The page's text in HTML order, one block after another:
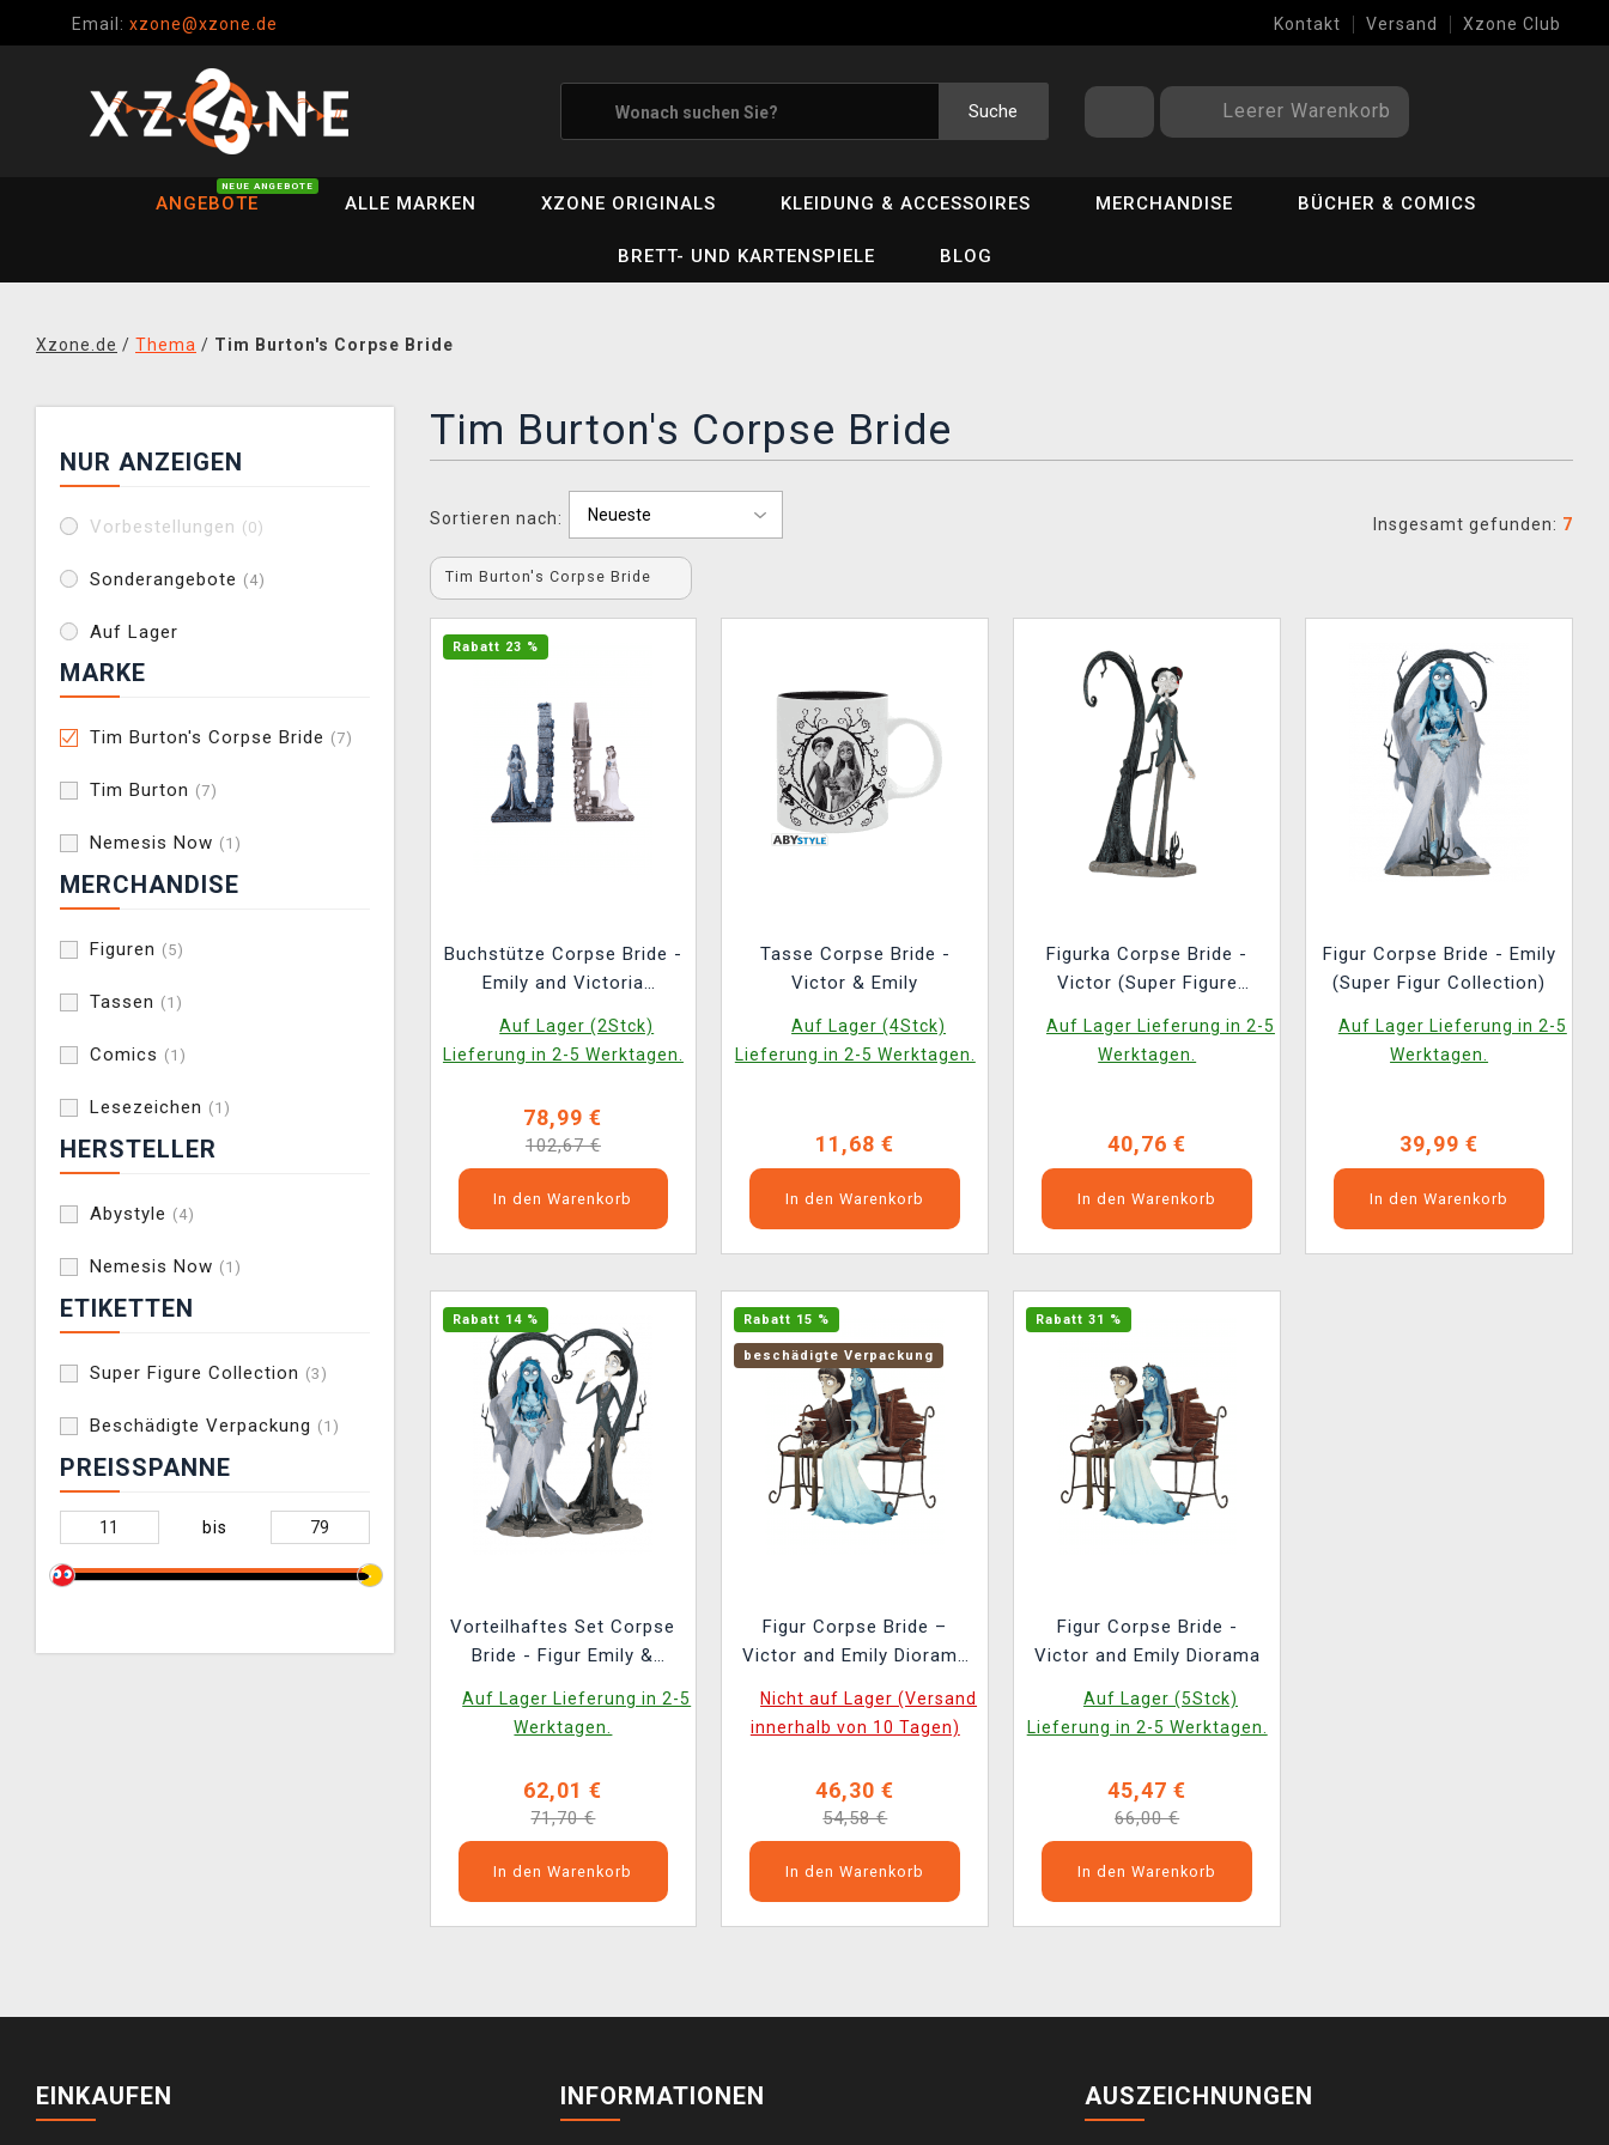
Email: xzone@xzone.de Kontakt Versand Xzone Club
Suche Leerer Warenkorb
ANGEBOTE
NEUE ANGEBOTE
ALLE MARKEN XZONE ORIGINALS KLEIDUNG & ACCESSOIRES MERCHANDISE BÜCHER & COMICS
BRETT- UND KARTENSPIELE BLOG
Xzone.de / Thema / Tim Burton's Corpse Bride
NUR ANZEIGEN
Vorbestellungen (0)
Sonderangebote (4)
Auf Lager
MARKE
Tim Burton's Corpse Bride (7)
Tim Burton (7)
Nemesis Now (1)
MERCHANDISE
Figuren (5)
Tassen (1)
Comics (1)
Lesezeichen (1)
HERSTELLER
Abystyle (4)
Nemesis Now (1)
ETIKETTEN
Super Figure Collection (3)
Beschädigte Verpackung (1)
PREISSPANNE
bis
Tim Burton's Corpse Bride
Sortieren nach: Insgesamt gefunden: 7
Tim Burton's Corpse Bride
Rabatt 23 %
Buchstütze Corpse Bride -
Emily and Victoria
Auf Lager (2Stck)
Lieferung in 2-5 Werktagen.
78,99 €
102,67 €
In den Warenkorb
Tasse Corpse Bride -
Victor & Emily
Auf Lager (4Stck)
Lieferung in 2-5 Werktagen.
11,68 €
In den Warenkorb
Figurka Corpse Bride -
Victor (Super Figure
Auf Lager Lieferung in 2-5
Werktagen.
40,76 €
In den Warenkorb
Figur Corpse Bride - Emily
(Super Figur Collection)
Auf Lager Lieferung in 2-5
Werktagen.
39,99 €
In den Warenkorb
Rabatt 14 %
Vorteilhaftes Set Corpse
Bride - Figur Emily &
Figure Collection)
Auf Lager Lieferung in 2-5
Werktagen.
62,01 €
71,70 €
In den Warenkorb
Rabatt 15 %
beschädigte Verpackung
Figur Corpse Bride –
Victor and Emily Diorama
Nicht auf Lager (Versand
innerhalb von 10 Tagen)
46,30 €
54,58 €
In den Warenkorb
Rabatt 31 %
Figur Corpse Bride -
Victor and Emily Diorama
Auf Lager (5Stck)
Lieferung in 2-5 Werktagen.
45,47 €
66,00 €
In den Warenkorb
EINKAUFEN INFORMATIONEN AUSZEICHNUNGEN